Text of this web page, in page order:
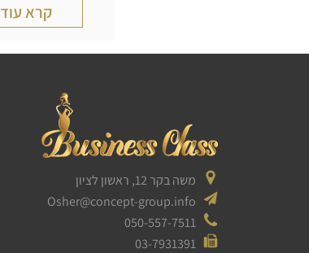
קרא עוד
משה בקר 12, ראשון לציון
Osher@concept-group.info
050-557-7511
03-7931391